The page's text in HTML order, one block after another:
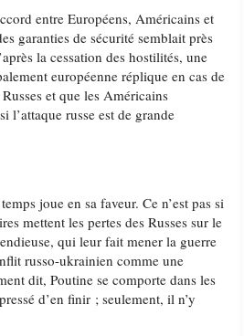
entre Européens, Américains et
garanties de sécurité semblait près
la cessation des hostilités, une
européenne réplique en cas de
et que les Américains
l’attaque russe est de grande
joue en sa faveur. Ce n’est pas si
mettent les pertes des Russes sur le
qui leur fait mener la guerre
russo-ukrainien comme une
dit, Poutine se comporte dans les
d’en finir ; seulement, il n’y